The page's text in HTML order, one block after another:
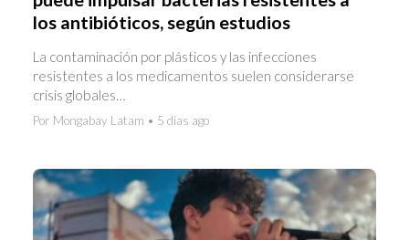
los antibióticos, según estudios
La contaminación por plásticos y las infecciones
resistentes a los medicamentos suelen considerarse
crisis globales…
Por Mongabay Latam • 5 días ago